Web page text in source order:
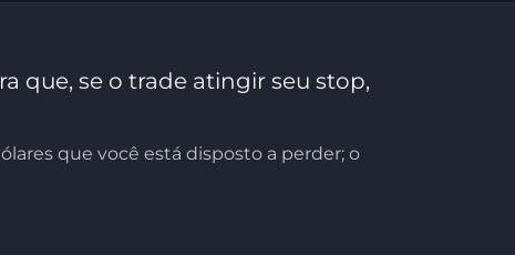
que, se o trade atingir seu stop,
que você está disposto a perder; o